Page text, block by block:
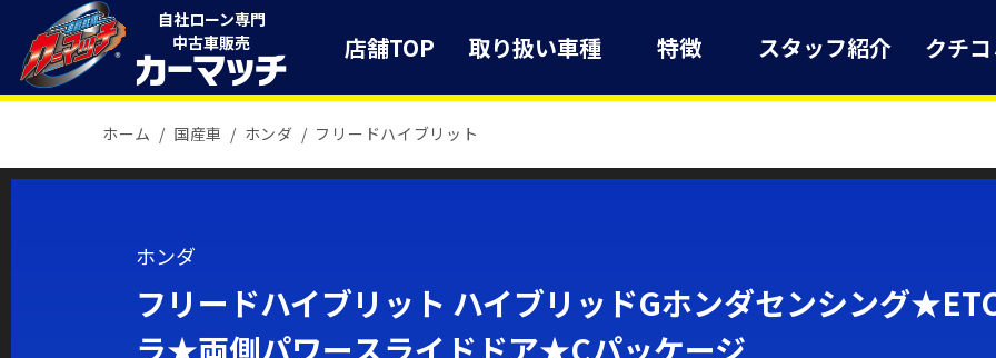
自社ローン専門
中古車販売
店舗TOP 取り扱い車種 特徴 スタッフ紹介 クチ
ホーム 国産車 ホンダ フリードハイブリット
ホンダ
フリードハイブリット ハイブリッドGホンダセンシング
ラ★両側パワースライドドア★Cパッケージ